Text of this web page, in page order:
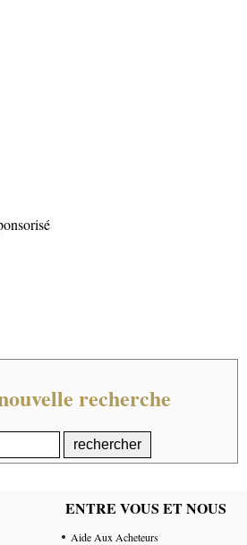
recherche
ENTRE VOUS ET NOUS
Aide Aux Acheteurs